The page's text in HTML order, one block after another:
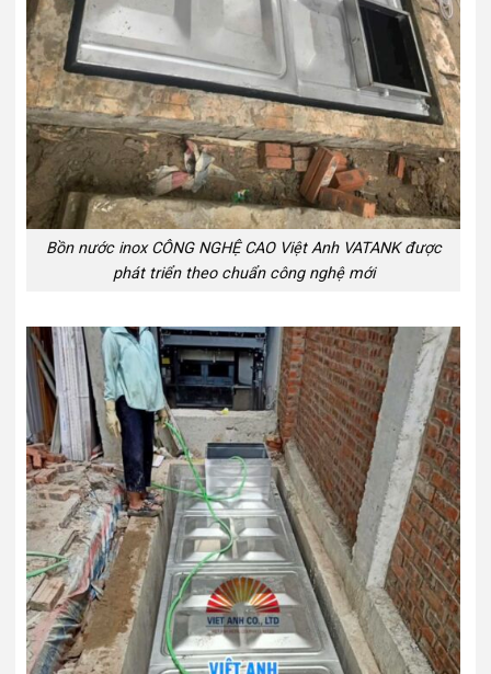
Bồn nước inox CÔNG NGHỆ CAO Việt Anh VATANK được
phát triển theo chuẩn công nghệ mới